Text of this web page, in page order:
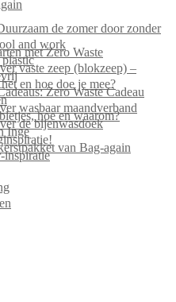
de zomer door zonder
and work
met Zero Waste
vaste zeep (blokzeep) –
en hoe doe je mee?
Zero Waste Cadeau
wasbaar maandverband
hoe en waarom?
de bijenwasdoek
Inge
van Bag-again
inspiratie